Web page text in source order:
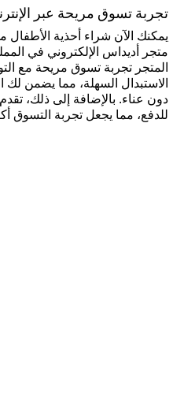
تجربة تسوق مريحة عبر
يمكنك الآن شراء أحذية
متجر أديداس الإلكتروني في
المتجر تجربة تسوق مريحة مع
الاستبدال السهلة، مما يضمن
دون عناء. بالإضافة إلى ذلك،
للدفع، مما يجعل تجربة التسوق